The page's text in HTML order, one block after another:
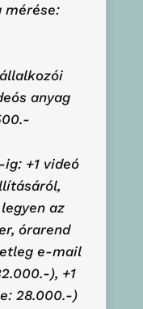
mérése:
anyag
+1 videó
az
órarend
e-mail
), +1
28.000.-)